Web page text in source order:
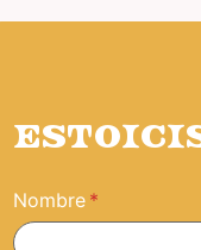
Nombre